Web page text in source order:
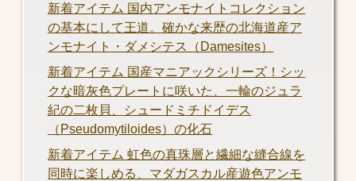
新着アイテム 国内アンモナイトコレクション
の基本にして王道。確かな来歴の北海道産ア
ンモナイト・ダメシテス（Damesites）
新着アイテム 国産マニアックシリーズ！シッ
クな暗灰色プレートに咲いた、一輪のジュラ
紀の二枚貝、シュードミチドイデス
（Pseudomytiloides）の化石
新着アイテム 虹色の真珠層と繊細な縫合線を
同時に楽しめる、マダガスカル産遊色アンモ